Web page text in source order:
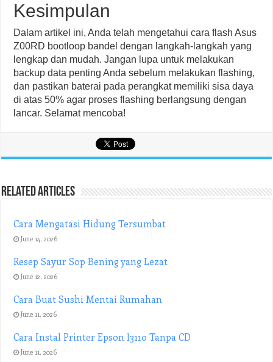
Kesimpulan
Dalam artikel ini, Anda telah mengetahui cara flash Asus
Z00RD bootloop bandel dengan langkah-langkah yang
lengkap dan mudah. Jangan lupa untuk melakukan
backup data penting Anda sebelum melakukan flashing,
dan pastikan baterai pada perangkat memiliki sisa daya
di atas 50% agar proses flashing berlangsung dengan
lancar. Selamat mencoba!
Related Articles
Cara Mengatasi Hidung Tersumbat
June 14, 2026
Resep Sayur Sop Bening yang Lezat
June 12, 2026
Cara Buat Sushi Mentai Rumahan
June 11, 2026
Cara Instal Printer Epson l3110 Tanpa CD
June 11, 2026